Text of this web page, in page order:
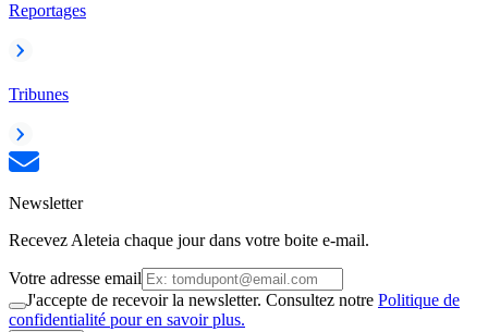
Reportages
Tribunes
Newsletter
Recevez Aleteia chaque jour dans votre boite e-mail.
Votre adresse email
J'accepte de recevoir la newsletter. Consultez notre Politique de
confidentialité pour en savoir plus.